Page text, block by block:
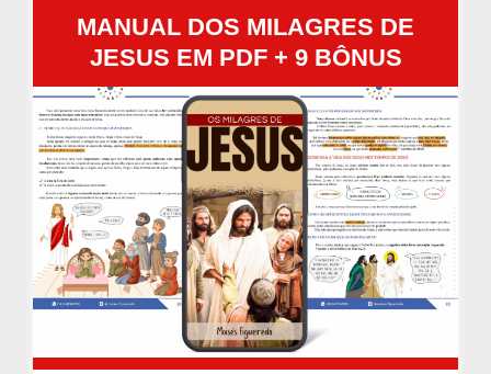
MANUAL DOS MILAGRES DE
JESUS EM PDF + 9 BÔNUS